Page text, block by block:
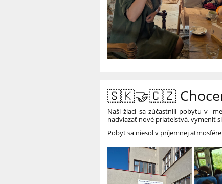
🇸🇰🤝🇨🇿
Naši žiaci sa zúčastnili pobytu v
nadviazať nové priateľstvá, vymeniť
Pobyt sa niesol v príjemnej